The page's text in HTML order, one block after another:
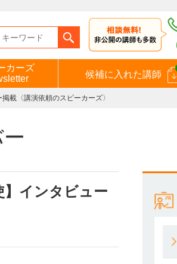
カーズ
候補に入れた講師
載〈講演依頼のスピーカーズ〉
】インタビュー